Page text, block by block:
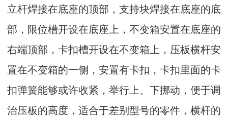
立杆焊接在底座的顶部，支持块焊接在底座的底
部，限位槽开设在底座上，不变箱安置在底座的
右端顶部，卡扣槽开设在不变箱上，压板横杆安
置在不变箱的一侧，安置有卡扣，卡扣里面的卡
扣弹簧能够或许收紧，举行上、下挪动，便于调
治压板的高度，适合于差别型号的零件，横杆的